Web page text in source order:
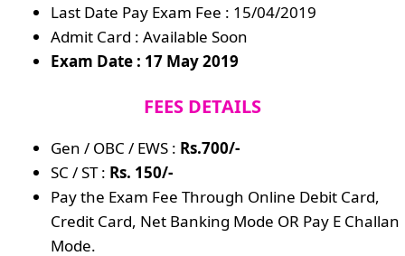
Last Date Pay Exam Fee : 15/04/2019
Admit Card : Available Soon
Exam Date : 17 May 2019
FEES DETAILS
Gen / OBC / EWS : Rs.700/-
SC / ST : Rs. 150/-
Pay the Exam Fee Through Online Debit Card,
Credit Card, Net Banking Mode OR Pay E Challan
Mode.